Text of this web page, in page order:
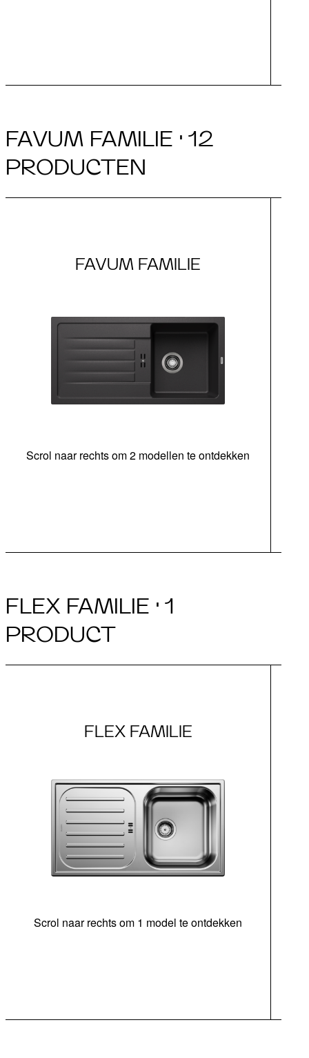
FAVUM FAMILIE · 12
PRODUCTEN
FAVUM FAMILIE
Scrol naar rechts om 2 modellen te ontdekken
FLEX FAMILIE · 1
PRODUCT
FLEX FAMILIE
Scrol naar rechts om 1 model te ontdekken